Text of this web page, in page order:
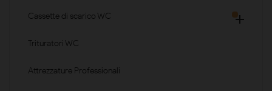
Cassette di scarico WC 
Trituratori WC
Attrezzature Professionali